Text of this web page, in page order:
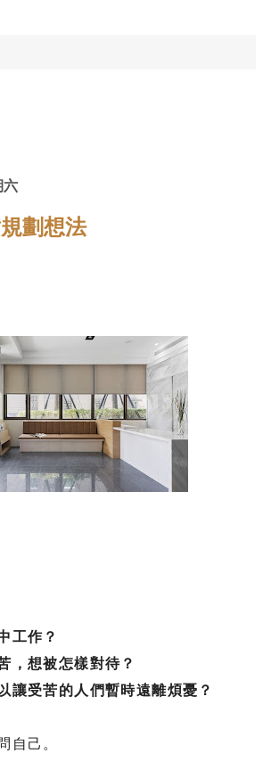
六
劃想法
工作？
，想被怎樣對待？
讓受苦的人們暫時遠離煩憂？
自己。